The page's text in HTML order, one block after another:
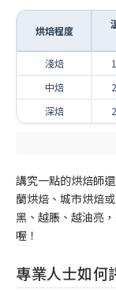
烘焙程度
淺焙
中焙
深焙
講究一點的烘焙師
蘭烘焙、城市烘焙
黑、越脹、越油亮
喔！
專業人士如何